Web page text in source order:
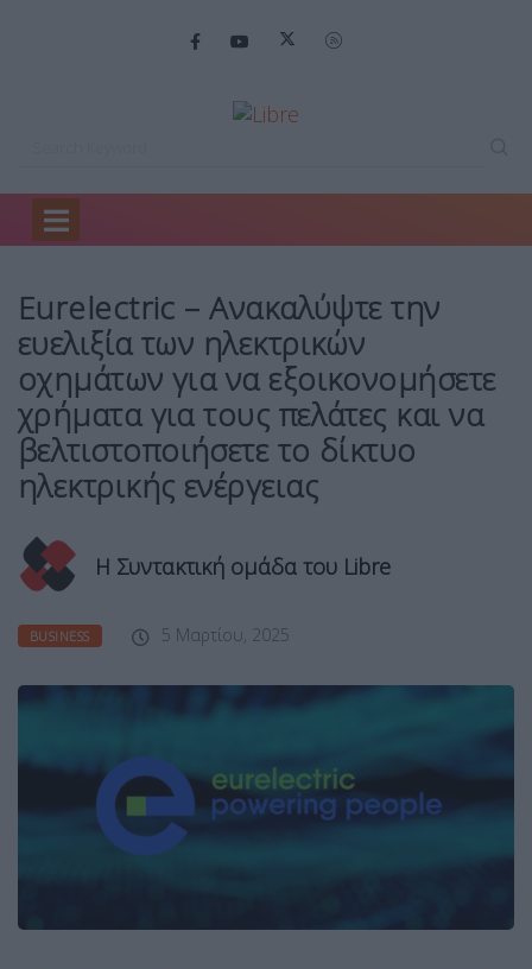
Home
Eurelectric – Ανακαλύψτε την
ευελιξία των ηλεκτρικών
οχημάτων για να εξοικονομήσετε
χρήματα για τους πελάτες και να
βελτιστοποιήσετε το δίκτυο
ηλεκτρικής ενέργειας
Η Συντακτική ομάδα του Libre
BUSINESS 5 Μαρτίου, 2025